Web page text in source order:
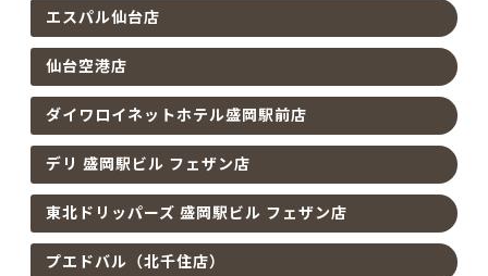
エスパル仙台店
仙台空港店
ダイワロイネットホテル盛岡駅前店
デリ 盛岡駅ビル フェザン店
東北ドリッパーズ 盛岡駅ビル フェザン店
プエドバル（北千住店）